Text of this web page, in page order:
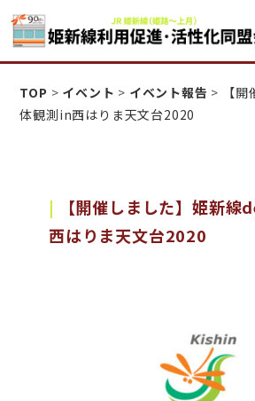
姫新線利用促進
TOP > イベント > イベント報告 >
【
体観測in西はりま天文台2020
【開催しました】姫新線
西はりま天文台2020